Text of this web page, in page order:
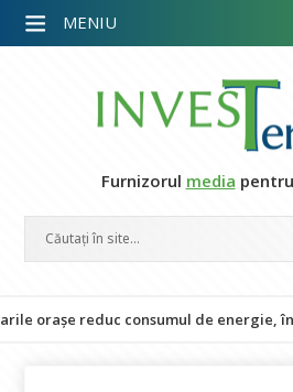
Furnizorul media
reduc consumul de energie, însă
MENIU